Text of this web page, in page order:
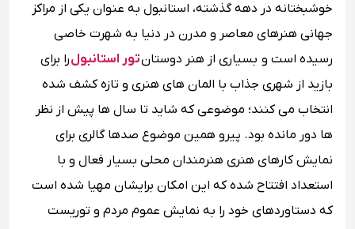
خوشبختانه در دهه گذشته، استانبول به ‌عنوان یکی از مراکز
جهانی هنرهای معاصر و مدرن در دنیا به شهرت خاصی
رسیده است و بسیاری از هنر دوستانتور استانبولرا برای
بازید از شهری جذاب با المان های هنری و تازه کشف شده
انتخاب می کنند؛ موضوعی که شاید تا سال ها پیش از نظر
ها دور مانده بود. پیرو همین موضوع صدها گالری برای
نمایش کارهای هنری هنرمندان محلی بسیار فعال و با
استعداد افتتاح شده که این امکان برایشان مهیا شده است
که دستاوردهای خود را به نمایش عموم مردم و توریست